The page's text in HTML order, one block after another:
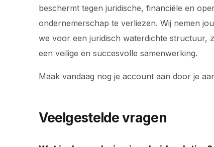
beschermt tegen juridische, financiële en
ondernemerschap te verliezen. Wij nemen
we voor een juridisch waterdichte structuur,
een veilige en succesvolle samenwerking.
Maak vandaag nog je account aan door je
Veelgestelde vragen